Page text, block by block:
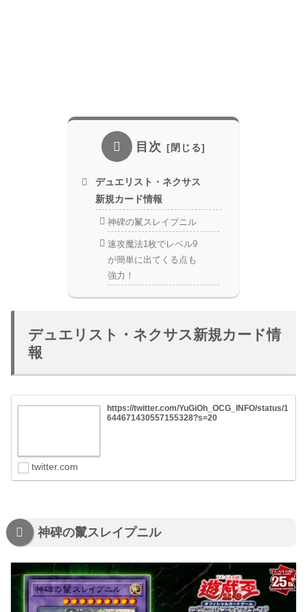
目次
デュエリスト・ネクサス
新規カード情報
神碑の鬣スレイプニル
速攻魔法1枚でレベル9
が簡単に出てくる点も
強力！
デュエリスト・ネクサス新規カード情
報
https://twitter.com/YuGiOh_OCG_INFO/status/1
644671430557155328?s=20
twitter.com
神碑の鬣スレイプニル